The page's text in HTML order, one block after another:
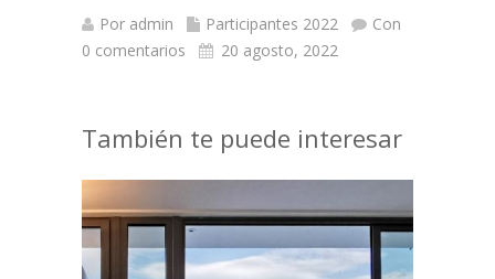
Por admin Participantes 2022
Con
0 comentarios
20 agosto, 2022
También te puede interesar